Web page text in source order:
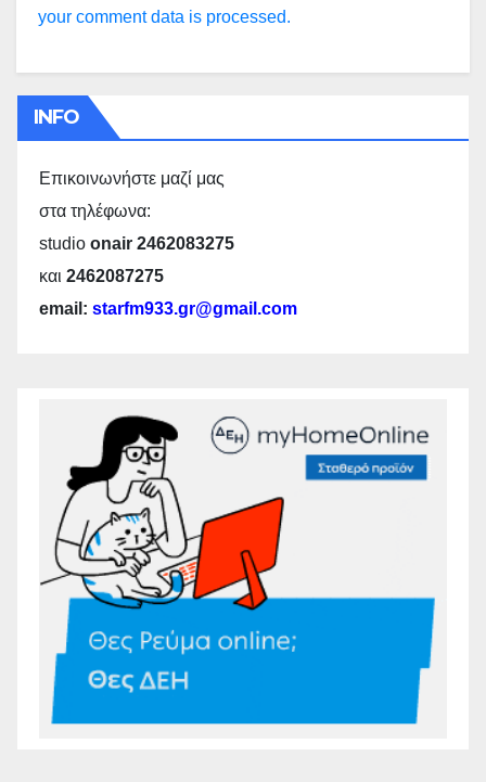
your comment data is processed.
INFO
Επικοινωνήστε μαζί μας
στα τηλέφωνα:
studio onair 2462083275
και 2462087275
email: starfm933.gr@gmail.com